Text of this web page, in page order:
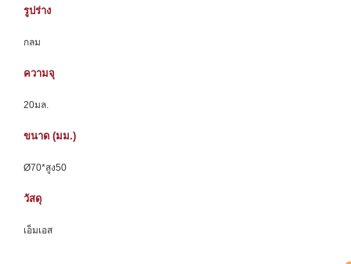
รูปร่าง
กลม
ความจุ
20มล.
ขนาด (มม.)
Ø70*สูง50
วัสดุ
เอ็มเอส